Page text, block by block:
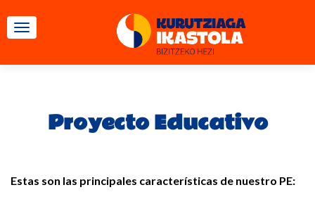
CAMBIAR NAVEGACIÓN
Proyecto Educativo
Estas son las principales características de nuestro PE: